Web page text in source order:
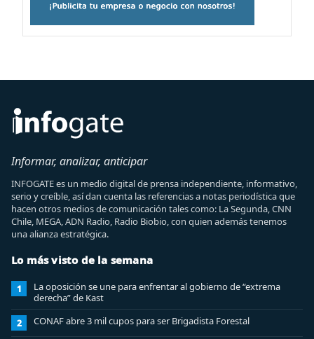
Informar, analizar, anticipar
INFOGATE es un medio digital de prensa independiente, informativo,
serio y creíble, así dan cuenta las referencias a notas periodística que
hacen otros medios de comunicación tales como: La Segunda, CNN
Chile, MEGA, ADN Radio, Radio Biobio, con quien además tenemos
una alianza estratégica.
Lo más visto de la semana
1
La oposición se une para enfrentar al gobierno de “extrema
derecha” de Kast
2 CONAF abre 3 mil cupos para ser Brigadista Forestal